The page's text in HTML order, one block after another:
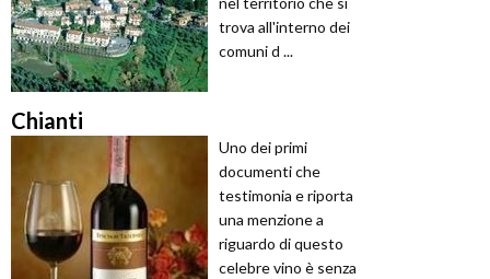
trova all'interno dei
comuni d ...
Chianti
Uno dei primi
documenti che
testimonia e riporta
una menzione a
riguardo di questo
celebre vino è senza